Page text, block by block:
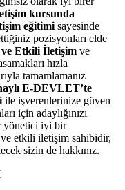
kursunda
eğitimi sayesinde
pozisyonları elde
Etkili İletişim ve
hızla
tamamlamanız
E-DEVLET’te
ile işverenlerinize güven
için adaylığınızı
yönetici iyi bir
etkili iletişim sahibidir,
sizin de hakkınız.